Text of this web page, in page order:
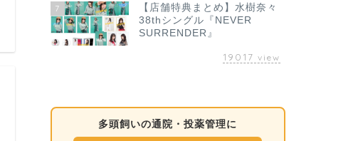
7
【店舗特典まとめ】水樹奈々
38thシングル『NEVER
SURRENDER』
19017 view
多頭飼いの通院・投薬管理に